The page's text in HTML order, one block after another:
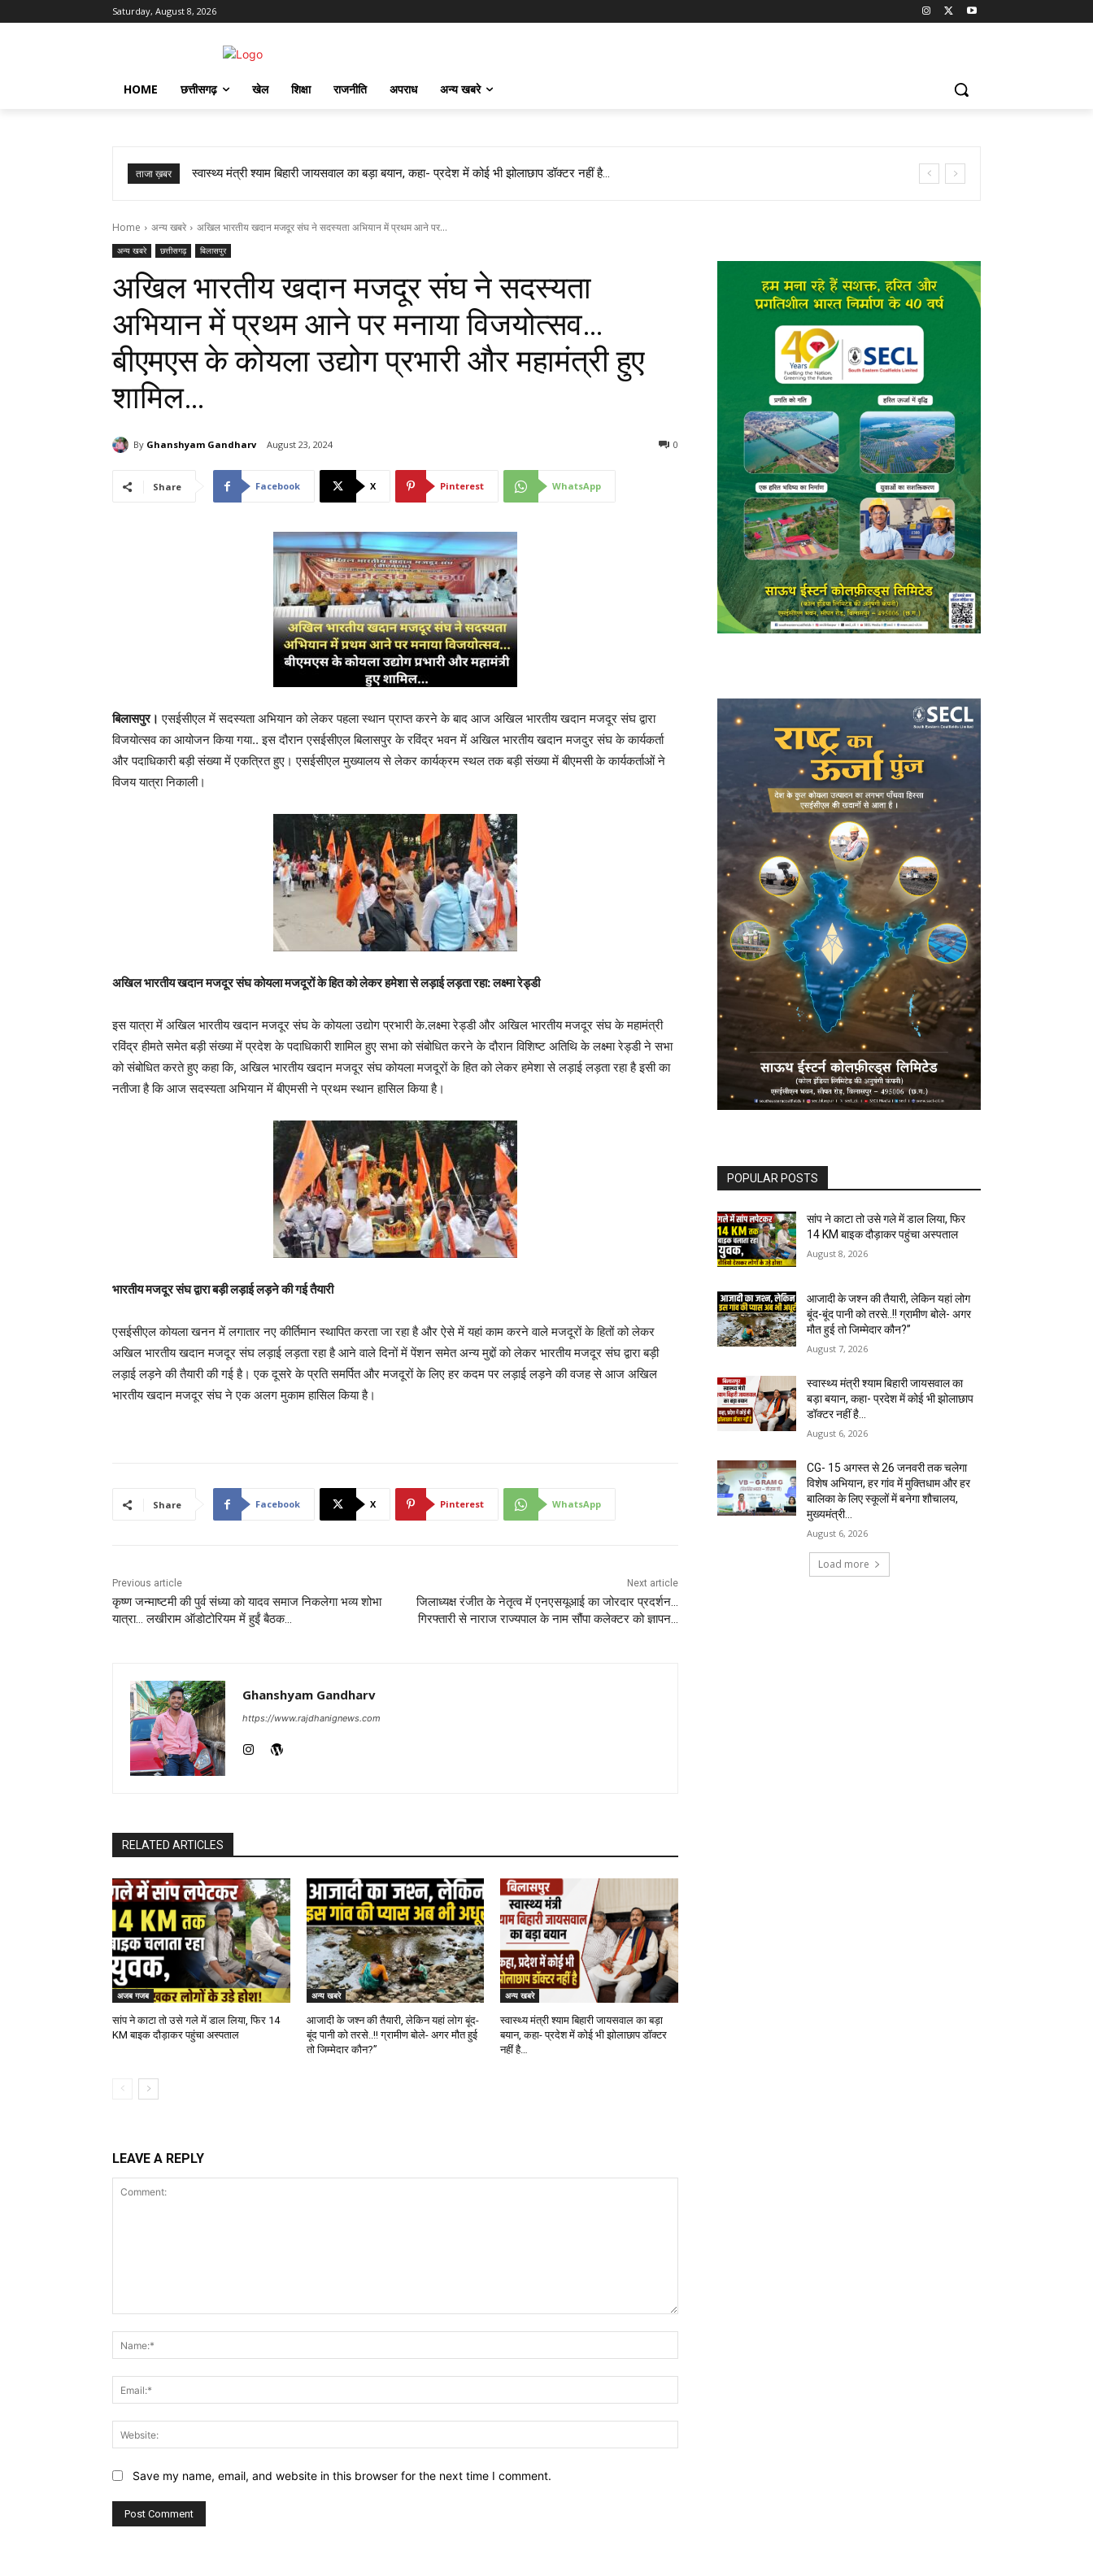
Saturday, August 8, 2026
HOME छत्तीसगढ़ खेल शिक्षा राजनीति अपराध अन्य खबरे
ताजा ख़बर सांप ने काटा तो उसे गले में डाल लिया, फिर 14 KM बाइक दौड़ाकर पहुंचा अस्पताल
स्वास्थ्य मंत्री श्याम बिहारी जायसवाल का बड़ा बयान, कहा- प्रदेश में कोई भी झोलाछाप डॉक्टर नहीं है…
Home अन्य खबरे अखिल भारतीय खदान मजदूर संघ ने सदस्यता अभियान में प्रथम आने पर...
अन्य खबरे छत्तीसगढ़ बिलासपुर
अखिल भारतीय खदान मजदूर संघ ने सदस्यता
अभियान में प्रथम आने पर मनाया विजयोत्सव…
बीएमएस के कोयला उद्योग प्रभारी और महामंत्री हुए
शामिल…
By Ghanshyam Gandharv August 23, 2024 0
Share Facebook X Pinterest WhatsApp
बिलासपुर। एसईसीएल में सदस्यता अभियान को लेकर पहला स्थान प्राप्त करने के बाद आज अखिल भारतीय खदान मजदूर संघ द्वारा
विजयोत्सव का आयोजन किया गया.. इस दौरान एसईसीएल बिलासपुर के रविंद्र भवन में अखिल भारतीय खदान मजदुर संघ के कार्यकर्ता
और पदाधिकारी बड़ी संख्या में एकत्रित हुए। एसईसीएल मुख्यालय से लेकर कार्यक्रम स्थल तक बड़ी संख्या में बीएमसी के कार्यकर्ताओं ने
विजय यात्रा निकाली।
अखिल भारतीय खदान मजदूर संघ कोयला मजदूरों के हित को लेकर हमेशा से लड़ाई लड़ता रहा: लक्ष्मा रेड्डी
इस यात्रा में अखिल भारतीय खदान मजदूर संघ के कोयला उद्योग प्रभारी के.लक्ष्मा रेड्डी और अखिल भारतीय मजदूर संघ के महामंत्री
रविंद्र हीमते समेत बड़ी संख्या में प्रदेश के पदाधिकारी शामिल हुए सभा को संबोधित करने के दौरान विशिष्ट अतिथि के लक्ष्मा रेड्डी ने सभा
को संबोधित करते हुए कहा कि, अखिल भारतीय खदान मजदूर संघ कोयला मजदूरों के हित को लेकर हमेशा से लड़ाई लड़ता रहा है इसी का
नतीजा है कि आज सदस्यता अभियान में बीएमसी ने प्रथम स्थान हासिल किया है।
भारतीय मजदूर संघ द्वारा बड़ी लड़ाई लड़ने की गई तैयारी
एसईसीएल कोयला खनन में लगातार नए कीर्तिमान स्थापित करता जा रहा है और ऐसे में यहां काम करने वाले मजदूरों के हितों को लेकर
अखिल भारतीय खदान मजदूर संघ लड़ाई लड़ता रहा है आने वाले दिनों में पेंशन समेत अन्य मुद्दों को लेकर भारतीय मजदूर संघ द्वारा बड़ी
लड़ाई लड़ने की तैयारी की गई है। एक दूसरे के प्रति समर्पित और मजदूरों के लिए हर कदम पर लड़ाई लड़ने की वजह से आज अखिल
भारतीय खदान मजदूर संघ ने एक अलग मुकाम हासिल किया है।
Share Facebook X Pinterest WhatsApp
Previous article
कृष्ण जन्माष्टमी की पुर्व संध्या को यादव समाज निकलेगा भव्य शोभा
यात्रा… लखीराम ऑडोटोरियम में हुईं बैठक…
Next article
जिलाध्यक्ष रंजीत के नेतृत्व में एनएसयूआई का जोरदार प्रदर्शन…
गिरफ्तारी से नाराज राज्यपाल के नाम सौंपा कलेक्टर को ज्ञापन…
Ghanshyam Gandharv
https://www.rajdhanignews.com
RELATED ARTICLES
अजब गजब
सांप ने काटा तो उसे गले में डाल लिया, फिर 14
KM बाइक दौड़ाकर पहुंचा अस्पताल
अन्य खबरे
आजादी के जश्न की तैयारी, लेकिन यहां लोग बूंद-
बूंद पानी को तरसे..!! ग्रामीण बोले- अगर मौत हुई
तो जिम्मेदार कौन?”
अन्य खबरे
स्वास्थ्य मंत्री श्याम बिहारी जायसवाल का बड़ा
बयान, कहा- प्रदेश में कोई भी झोलाछाप डॉक्टर
नहीं है…
LEAVE A REPLY
Save my name, email, and website in this browser for the next time I comment.
POPULAR POSTS
सांप ने काटा तो उसे गले में डाल लिया, फिर
14 KM बाइक दौड़ाकर पहुंचा अस्पताल
August 8, 2026
आजादी के जश्न की तैयारी, लेकिन यहां लोग
बूंद-बूंद पानी को तरसे..!! ग्रामीण बोले- अगर
मौत हुई तो जिम्मेदार कौन?”
August 7, 2026
स्वास्थ्य मंत्री श्याम बिहारी जायसवाल का
बड़ा बयान, कहा- प्रदेश में कोई भी झोलाछाप
डॉक्टर नहीं है…
August 6, 2026
CG- 15 अगस्त से 26 जनवरी तक चलेगा
विशेष अभियान, हर गांव में मुक्तिधाम और हर
बालिका के लिए स्कूलों में बनेगा शौचालय,
मुख्यमंत्री...
August 6, 2026
Load more